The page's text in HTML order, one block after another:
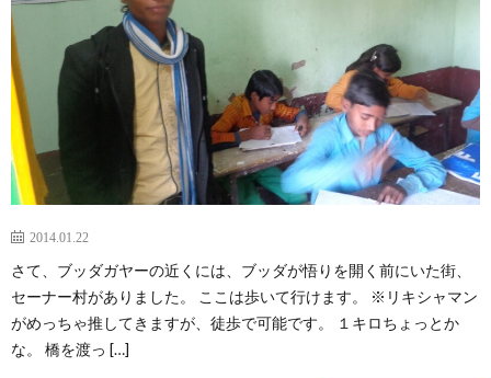
2014.01.22
さて、ブッダガヤーの近くには、ブッダが悟りを開く前にいた街、
セーナー村がありました。 ここは歩いて行けます。 ※リキシャマン
がめっちゃ推してきますが、徒歩で可能です。 １キロちょっとか
な。 橋を渡っ […]